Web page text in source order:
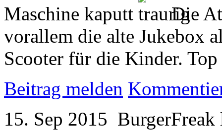
Maschine kaputt
Die
vorallem die alte Jukebox
Scooter für die Kinder.
Beitrag melden
15. Sep 2015 BurgerFreak